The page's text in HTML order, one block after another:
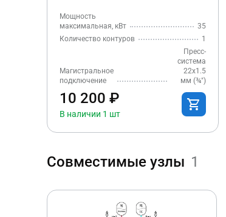
Мощность
максимальная, кВт
35
Количество контуров
1
Магистральное
подключение
Пресс-
система
22x1.5
мм (¾″)
10 200 ₽
В наличии 1 шт
Совместимые узлы 1